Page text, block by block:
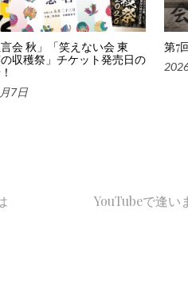
会 秋」「笑えない会 東
収穫祭」チケット発売日の
7日
第7
YouTubeで逢い